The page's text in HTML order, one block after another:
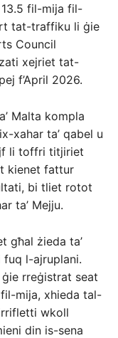
13.5 fil-mija fil-
tat-traffiku li ġie
Council
xejriet tat-
f’April 2026.
Malta kompla
xahar ta’ qabel u
li toffri titjiriet
kienet fattur
bi tliet rotot
ta’ Mejju.
għal żieda ta’
l-ajruplani.
rreġistrat seat
fil-mija, xhieda tal-
wkoll
din is-sena